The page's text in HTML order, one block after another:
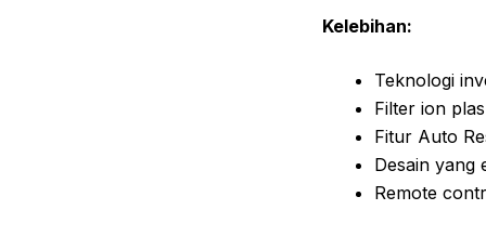
Kelebihan:
Teknologi
Filter ion
Fitur Auto
Desain yang
Remote